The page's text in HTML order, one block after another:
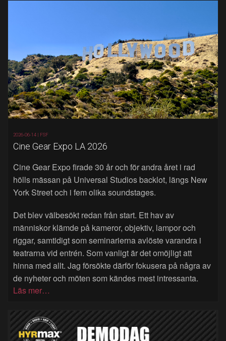
2026-06-14 | FSF
Cine Gear Expo LA 2026
Cine Gear Expo firade 30 år och för andra året i rad
hölls mässan på Universal Studios backlot, längs New
York Street och i fem olika soundstages.
Det blev välbesökt redan från start. Ett hav av
människor klämde på kameror, objektiv, lampor och
riggar, samtidigt som seminarierna avlöste varandra i
teatrarna vid entrén. Som vanligt är det omöjligt att
hinna med allt. Jag försökte därför fokusera på några av
de nyheter och möten som kändes mest intressanta.
Läs mer…